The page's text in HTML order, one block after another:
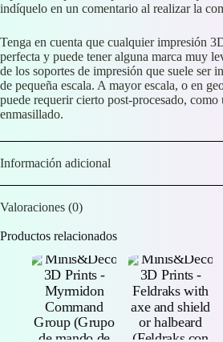
indíquelo en un comentario al realizar la
Tenga en cuenta que cualquier impresión
perfecta y puede tener alguna marca muy
de los soportes de impresión que suele ser
de pequeña escala. A mayor escala, o en
puede requerir cierto post-procesado,
enmasillado.
Información adicional
Valoraciones (0)
Productos relacionados